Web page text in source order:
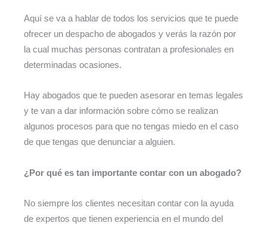
Aquí se va a hablar de todos los servicios que te puede
ofrecer un despacho de abogados y verás la razón por
la cual muchas personas contratan a profesionales en
determinadas ocasiones.
Hay abogados que te pueden asesorar en temas legales
y te van a dar información sobre cómo se realizan
algunos procesos para que no tengas miedo en el caso
de que tengas que denunciar a alguien.
¿Por qué es tan importante contar con un abogado?
No siempre los clientes necesitan contar con la ayuda
de expertos que tienen experiencia en el mundo del